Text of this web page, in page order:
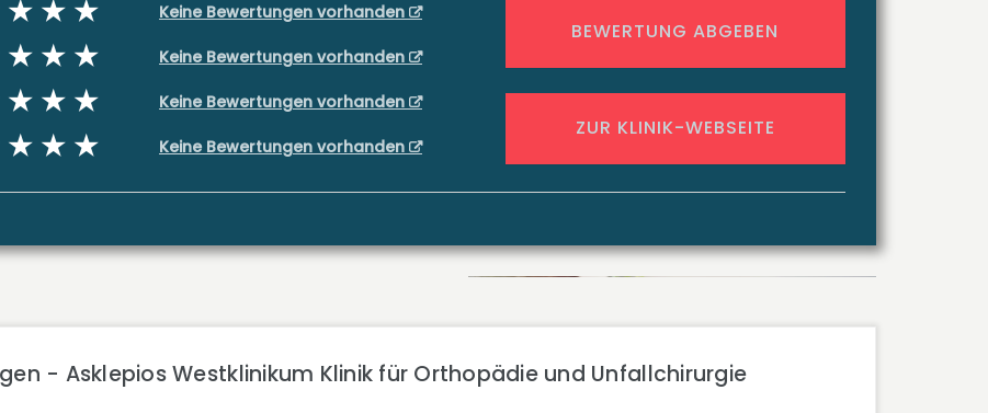
Keine Bewertungen vorhanden
Keine Bewertungen vorhanden
Keine Bewertungen vorhanden
Keine Bewertungen vorhanden
BEWERTUNG ABGEBEN
ZUR KLINIK-WEBSEITE
- Asklepios Westklinikum Klinik für Orthopädie und Unfallchirurgie